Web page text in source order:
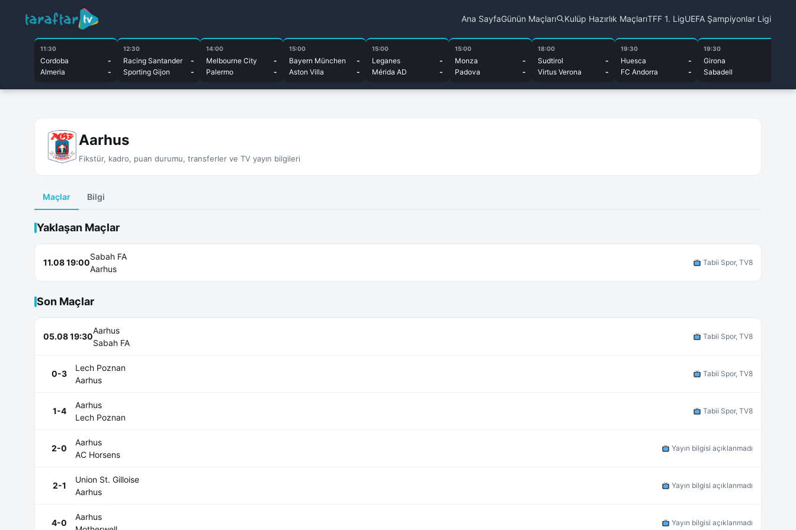
Ana SayfaGünün Maçları Kulüp Hazırlık MaçlarıTFF 1. LigUEFA Şampiyonlar Ligi
11:30
Cordoba
-
Almeria
-
12:30
Racing Santander
-
Sporting Gijon
-
14:00
Melbourne City
-
Palermo
-
15:00
Bayern München
-
Aston Villa
-
15:00
Leganes
-
Mérida AD
-
15:00
Monza
-
Padova
-
18:00
Sudtirol
-
Virtus Verona
-
19:30
Huesca
-
FC Andorra
-
19:30
Girona
Sabadell
Aarhus
Fikstür, kadro, puan durumu, transferler ve TV yayın bilgileri
Maçlar Bilgi
Yaklaşan Maçlar
11.08 19:00
Sabah FA
Aarhus
Tabii Spor, TV8
Son Maçlar
05.08 19:30
Aarhus
Sabah FA
Tabii Spor, TV8
0-3
Lech Poznan
Aarhus
Tabii Spor, TV8
1-4
Aarhus
Lech Poznan
Tabii Spor, TV8
2-0
Aarhus
AC Horsens
Yayın bilgisi açıklanmadı
2-1
Union St. Gilloise
Aarhus
Yayın bilgisi açıklanmadı
4-0
Aarhus
Yayın bilgisi açıklanmadı